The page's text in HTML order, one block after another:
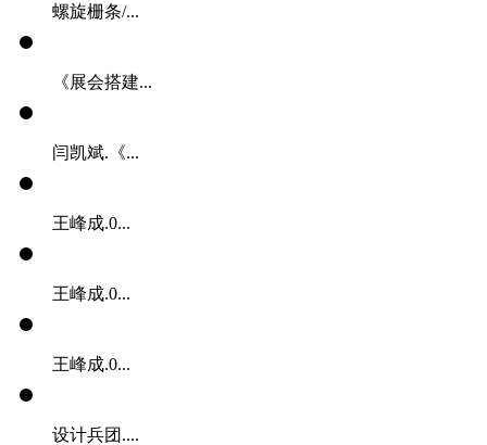
螺旋栅条/...
《展会搭建...
闫凯斌.《...
王峰成.0...
王峰成.0...
王峰成.0...
设计兵团....